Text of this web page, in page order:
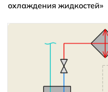
охлаждения жидкостей»